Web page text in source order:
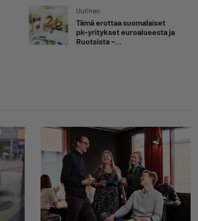
yrittäjän harteille”
Uutinen
Tämä erottaa suomalaiset
pk-yritykset euroalueesta ja
Ruotsista −